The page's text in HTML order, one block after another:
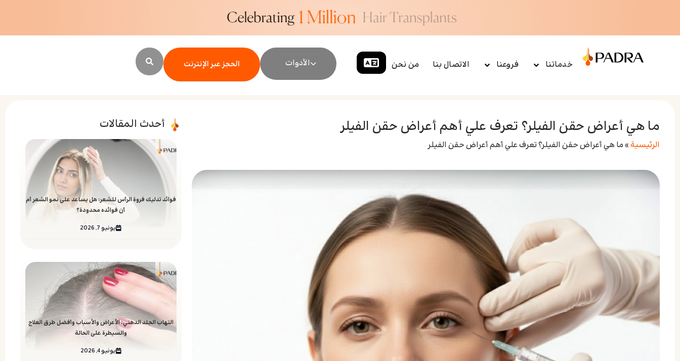
خدماتنا فروعنا الاتصال بنا من نحن الأدوات الحجز عبر الإنترنت
أحدث المقالات
فوائد تدليك فروة الرأس للشعر: هل يساعد على نمو الشعر أم
أن فوائده محدودة؟
يونيو 7, 2026
التهاب الجلد الدهني: الأعراض والأسباب وأفضل طرق العلاج
والسيطرة على الحالة
يونيو 4, 2026
ما هي أعراض حقن الفيلر؟ تعرف علي أهم أعراض حقن الفيلر
الرئيسية» ما هي أعراض حقن الفيلر؟ تعرف علي أهم أعراض حقن الفيلر